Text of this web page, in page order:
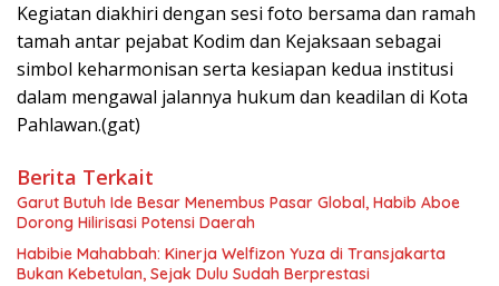
Kegiatan diakhiri dengan sesi foto bersama dan ramah
tamah antar pejabat Kodim dan Kejaksaan sebagai
simbol keharmonisan serta kesiapan kedua institusi
dalam mengawal jalannya hukum dan keadilan di Kota
Pahlawan.(gat)
Berita Terkait
Garut Butuh Ide Besar Menembus Pasar Global, Habib Aboe
Dorong Hilirisasi Potensi Daerah
Habibie Mahabbah: Kinerja Welfizon Yuza di Transjakarta
Bukan Kebetulan, Sejak Dulu Sudah Berprestasi